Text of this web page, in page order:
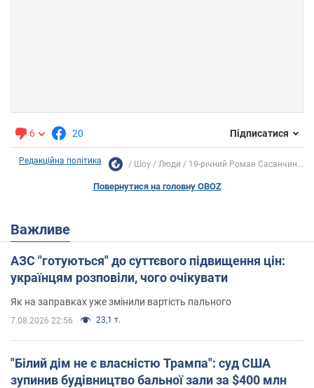
6 20 Підписатися
Редакційна політика Шоу Люди 19-річний Роман Сасанчин...
Повернутися на головну OBOZ
Важливе
АЗС "готуються" до суттєвого підвищення цін:
українцям розповіли, чого очікувати
Як на заправках уже змінили вартість пального
7.08.2026 22:56 23,1 т.
"Білий дім не є власністю Трампа": суд США
зупинив будівництво бальної зали за $400 млн